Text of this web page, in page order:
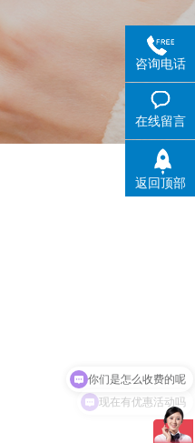
咨询电话
在线留言
返回顶部
现在有优惠活动吗